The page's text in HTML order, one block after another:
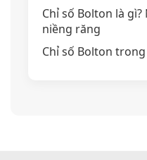
Chỉ số Bolton là
niềng răng
Chỉ số Bolton